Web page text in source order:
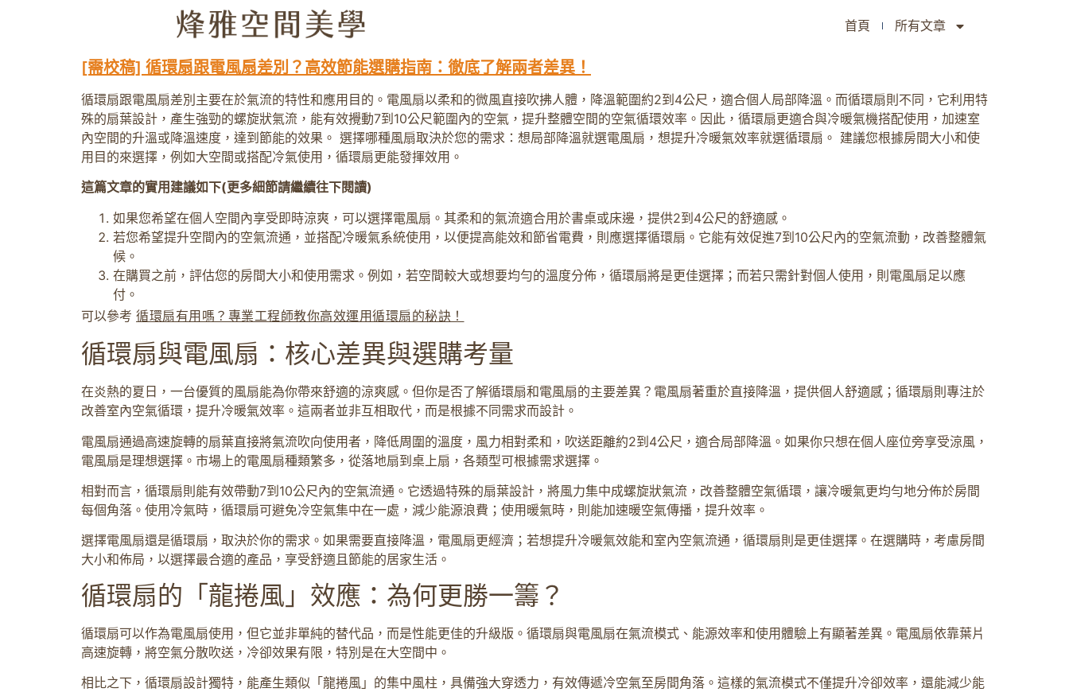
首頁 所有文章
[需校稿] 循環扇跟電風扇差別？高效節能選購指南：徹底了解兩者差異！
循環扇跟電風扇差別主要在於氣流的特性和應用目的。電風扇以柔和的微風直接吹拂人體，降溫範圍約2到4公尺，適合個人局部降溫。而循環扇則不同，它利用特
殊的扇葉設計，產生強勁的螺旋狀氣流，能有效攪動7到10公尺範圍內的空氣，提升整體空間的空氣循環效率。因此，循環扇更適合與冷暖氣機搭配使用，加速室
內空間的升溫或降溫速度，達到節能的效果。 選擇哪種風扇取決於您的需求：想局部降溫就選電風扇，想提升冷暖氣效率就選循環扇。 建議您根據房間大小和使
用目的來選擇，例如大空間或搭配冷氣使用，循環扇更能發揮效用。
這篇文章的實用建議如下(更多細節請繼續往下閱讀)
如果您希望在個人空間內享受即時涼爽，可以選擇電風扇。其柔和的氣流適合用於書桌或床邊，提供2到4公尺的舒適感。
若您希望提升空間內的空氣流通，並搭配冷暖氣系統使用，以便提高能效和節省電費，則應選擇循環扇。它能有效促進7到10公尺內的空氣流動，改善整體氣
候。
在購買之前，評估您的房間大小和使用需求。例如，若空間較大或想要均勻的溫度分佈，循環扇將是更佳選擇；而若只需針對個人使用，則電風扇足以應
付。
可以參考 循環扇有用嗎？專業工程師教你高效運用循環扇的秘訣！
循環扇與電風扇：核心差異與選購考量
在炎熱的夏日，一台優質的風扇能為你帶來舒適的涼爽感。但你是否了解循環扇和電風扇的主要差異？電風扇著重於直接降溫，提供個人舒適感；循環扇則專注於
改善室內空氣循環，提升冷暖氣效率。這兩者並非互相取代，而是根據不同需求而設計。
電風扇通過高速旋轉的扇葉直接將氣流吹向使用者，降低周圍的溫度，風力相對柔和，吹送距離約2到4公尺，適合局部降溫。如果你只想在個人座位旁享受涼風，
電風扇是理想選擇。市場上的電風扇種類繁多，從落地扇到桌上扇，各類型可根據需求選擇。
相對而言，循環扇則能有效帶動7到10公尺內的空氣流通。它透過特殊的扇葉設計，將風力集中成螺旋狀氣流，改善整體空氣循環，讓冷暖氣更均勻地分佈於房間
每個角落。使用冷氣時，循環扇可避免冷空氣集中在一處，減少能源浪費；使用暖氣時，則能加速暖空氣傳播，提升效率。
選擇電風扇還是循環扇，取決於你的需求。如果需要直接降溫，電風扇更經濟；若想提升冷暖氣效能和室內空氣流通，循環扇則是更佳選擇。在選購時，考慮房間
大小和佈局，以選擇最合適的產品，享受舒適且節能的居家生活。
循環扇的「龍捲風」效應：為何更勝一籌？
循環扇可以作為電風扇使用，但它並非單純的替代品，而是性能更佳的升級版。循環扇與電風扇在氣流模式、能源效率和使用體驗上有顯著差異。電風扇依靠葉片
高速旋轉，將空氣分散吹送，冷卻效果有限，特別是在大空間中。
相比之下，循環扇設計獨特，能產生類似「龍捲風」的集中風柱，具備強大穿透力，有效傳遞冷空氣至房間角落。這樣的氣流模式不僅提升冷卻效率，還能減少能